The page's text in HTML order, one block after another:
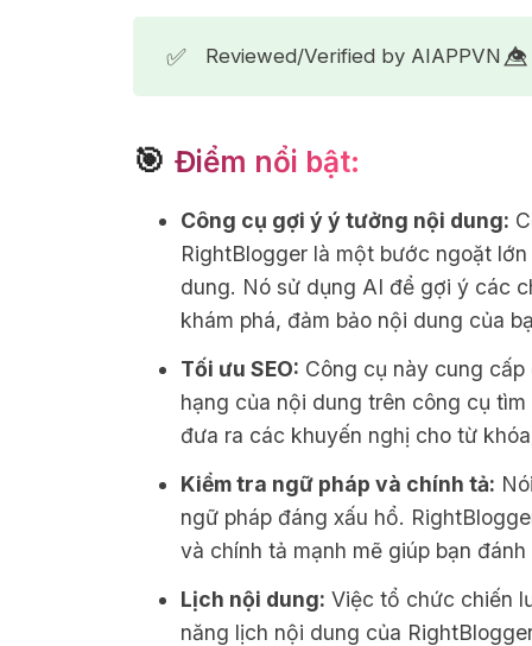
✅ Reviewed/Verified by AIAPPVN 👁️⃤
🎯 Điểm nổi bật:
Công cụ gợi ý ý tưởng nội dung:
RightBlogger là một bước ngoặt
dung. Nó sử dụng AI để gợi ý các
khám phá, đảm bảo nội dung của
Tối ưu SEO: Công cụ này cung
hạng của nội dung trên công cụ
đưa ra các khuyến nghị cho từ
Kiểm tra ngữ pháp và chính tả:
ngữ pháp đáng xấu hổ.
và chính tả mạnh mẽ giúp bạn
Lịch nội dung: Việc tổ chức chiến
năng lịch nội dung của